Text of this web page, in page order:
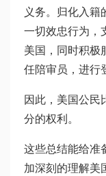
义务。归化入籍
一切效忠行为，
美国，同时积极
任陪审员，进行
因此，美国公民
分的权利。
这些总结能给准
加深刻的理解美